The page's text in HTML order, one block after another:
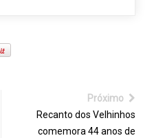
Próximo
Recanto dos Velhinhos
comemora 44 anos de